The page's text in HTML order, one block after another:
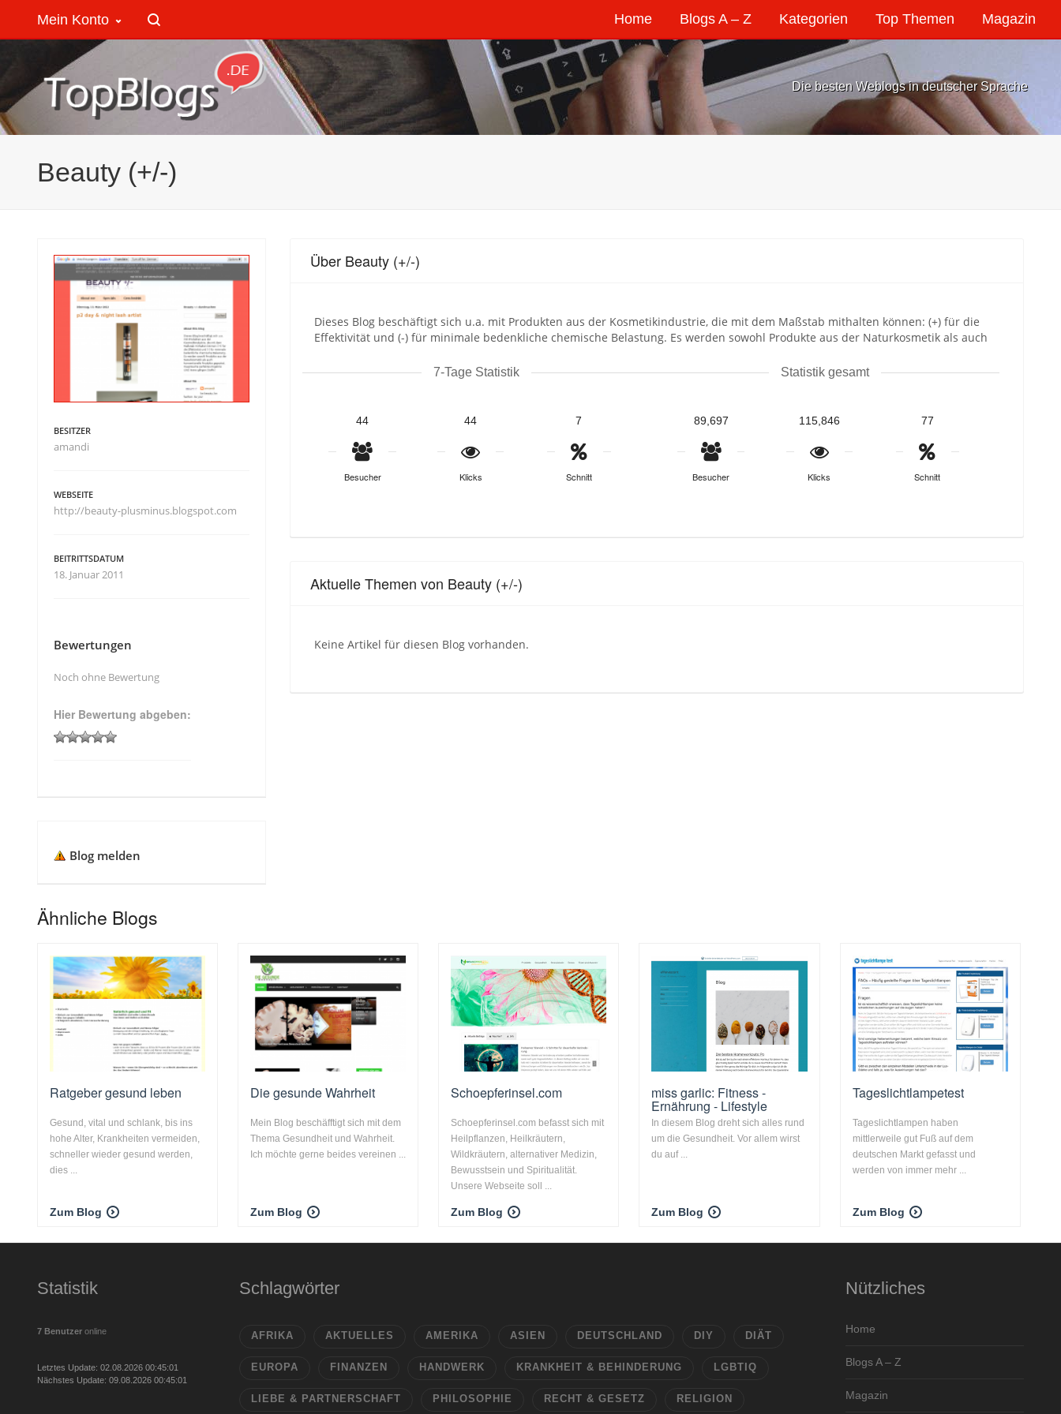
Home Blogs A – Z Kategorien Top Themen Magazin
Mein Konto
Die besten Weblogs in deutscher Sprache
Beauty (+/-)
Über Beauty (+/-)
Dieses Blog beschäftigt sich u.a. mit Produkten aus der Kosmetikindustrie, die mit dem Maßstab mithalten können: (+) für die
Effektivität und (-) für minimale bedenkliche chemische Belastung. Es werden sowohl Produkte aus der Naturkosmetik als auch
7-Tage Statistik
44
Besucher
44
Klicks
7
Schnitt
Statistik gesamt
89,697
Besucher
115,846
Klicks
77
Schnitt
Aktuelle Themen von Beauty (+/-)
Keine Artikel für diesen Blog vorhanden.
BESITZER
amandi
WEBSEITE
http://beauty-plusminus.blogspot.com
BEITRITTSDATUM
18. Januar 2011
Bewertungen
Noch ohne Bewertung
Hier Bewertung abgeben:
Blog melden
Ähnliche Blogs
Ratgeber gesund leben
Gesund, vital und schlank, bis ins
hohe Alter, Krankheiten vermeiden,
schneller wieder gesund werden,
dies ...
Zum Blog
Die gesunde Wahrheit
Mein Blog beschäfftigt sich mit dem
Thema Gesundheit und Wahrheit.
Ich möchte gerne beides vereinen ...
Zum Blog
Schoepferinsel.com
Schoepferinsel.com befasst sich mit
Heilpflanzen, Heilkräutern,
Wildkräutern, alternativer Medizin,
Bewusstsein und Spiritualität.
Unsere Webseite soll ...
Zum Blog
miss garlic: Fitness -
Ernährung - Lifestyle
In diesem Blog dreht sich alles rund
um die Gesundheit. Vor allem wirst
du auf ...
Zum Blog
Tageslichtlampetest
Tageslichtlampen haben
mittlerweile gut Fuß auf dem
deutschen Markt gefasst und
werden von immer mehr ...
Zum Blog
Statistik
7 Benutzer online
Letztes Update: 02.08.2026 00:45:01
Nächstes Update: 09.08.2026 00:45:01
Schlagwörter
AFRIKA AKTUELLES AMERIKA ASIEN DEUTSCHLAND DIY DIÄT
EUROPA FINANZEN HANDWERK KRANKHEIT & BEHINDERUNG LGBTIQ
LIEBE & PARTNERSCHAFT PHILOSOPHIE RECHT & GESETZ RELIGION
Nützliches
Home
Blogs A – Z
Magazin